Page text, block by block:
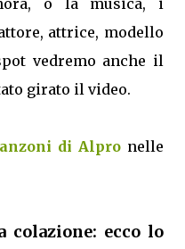
o la musica, i
attrice, modello
vedremo anche il
girato il video.
di Alpro nelle
colazione: ecco lo